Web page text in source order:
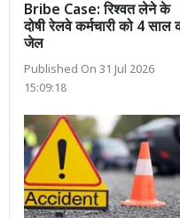
Bribe Case: रिश्वत लेने के
दोषी रेलवे कर्मचारी को 4 साल
जेल
Published On 31 Jul 2026
15:09:18